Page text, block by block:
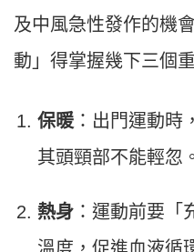
及中風急性發作的機
動」得掌握幾下三個重
保暖 ：出門運動時
其頭頸部不能輕忽。
熱身 ：運動前要「